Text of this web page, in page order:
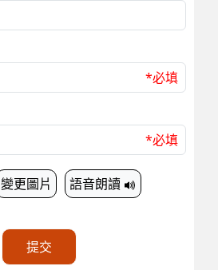
*必填
*必填
變更圖片 語音朗讀
提交